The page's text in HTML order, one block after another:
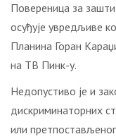
Повереница за
осуђује увредљиве
Планина Горан
на ТВ Пинк-у.
Недопустиво је и
дискриминаторних
или